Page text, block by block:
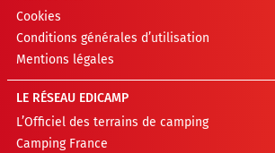
Cookies
Conditions générales d’utilisation
Mentions légales
LE RÉSEAU EDICAMP
L’Officiel des terrains de camping
Camping France